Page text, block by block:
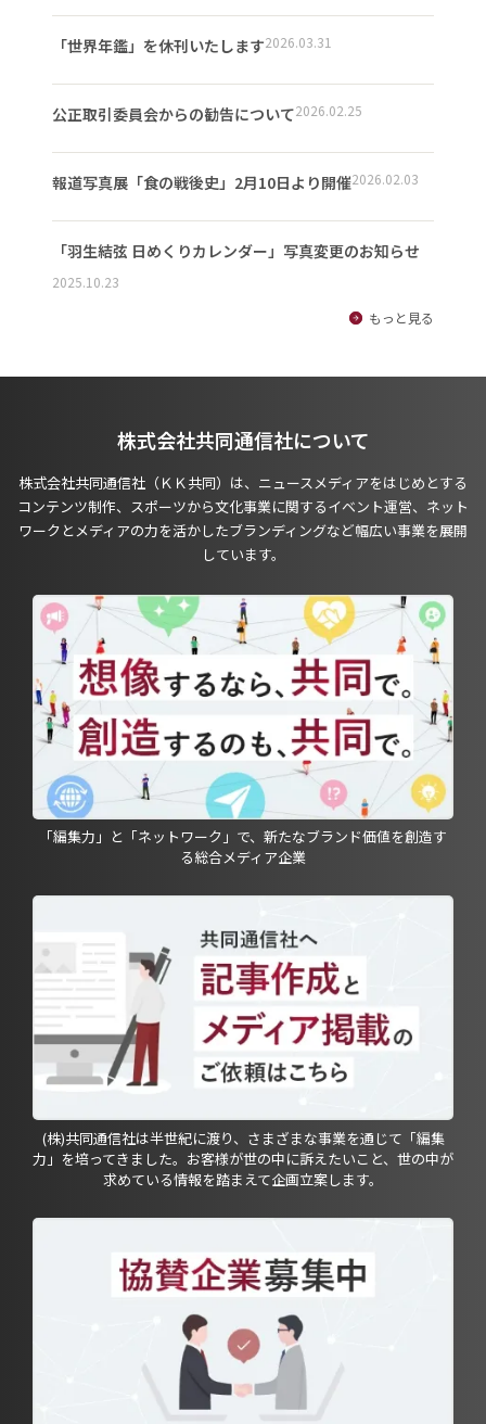
「世界年鑑」を休刊いたします2026.03.31
公正取引委員会からの勧告について2026.02.25
報道写真展「食の戦後史」2月10日より開催2026.02.03
「羽生結弦 日めくりカレンダー」写真変更のお知らせ
2025.10.23
もっと見る
株式会社共同通信社について
株式会社共同通信社（ＫＫ共同）は、ニュースメディアをはじめとする
コンテンツ制作、スポーツから文化事業に関するイベント運営、ネット
ワークとメディアの力を活かしたブランディングなど幅広い事業を展開
しています。
「編集力」と「ネットワーク」で、新たなブランド価値を創造す
る総合メディア企業
(株)共同通信社は半世紀に渡り、さまざまな事業を通じて「編集
力」を培ってきました。お客様が世の中に訴えたいこと、世の中が
求めている情報を踏まえて企画立案します。